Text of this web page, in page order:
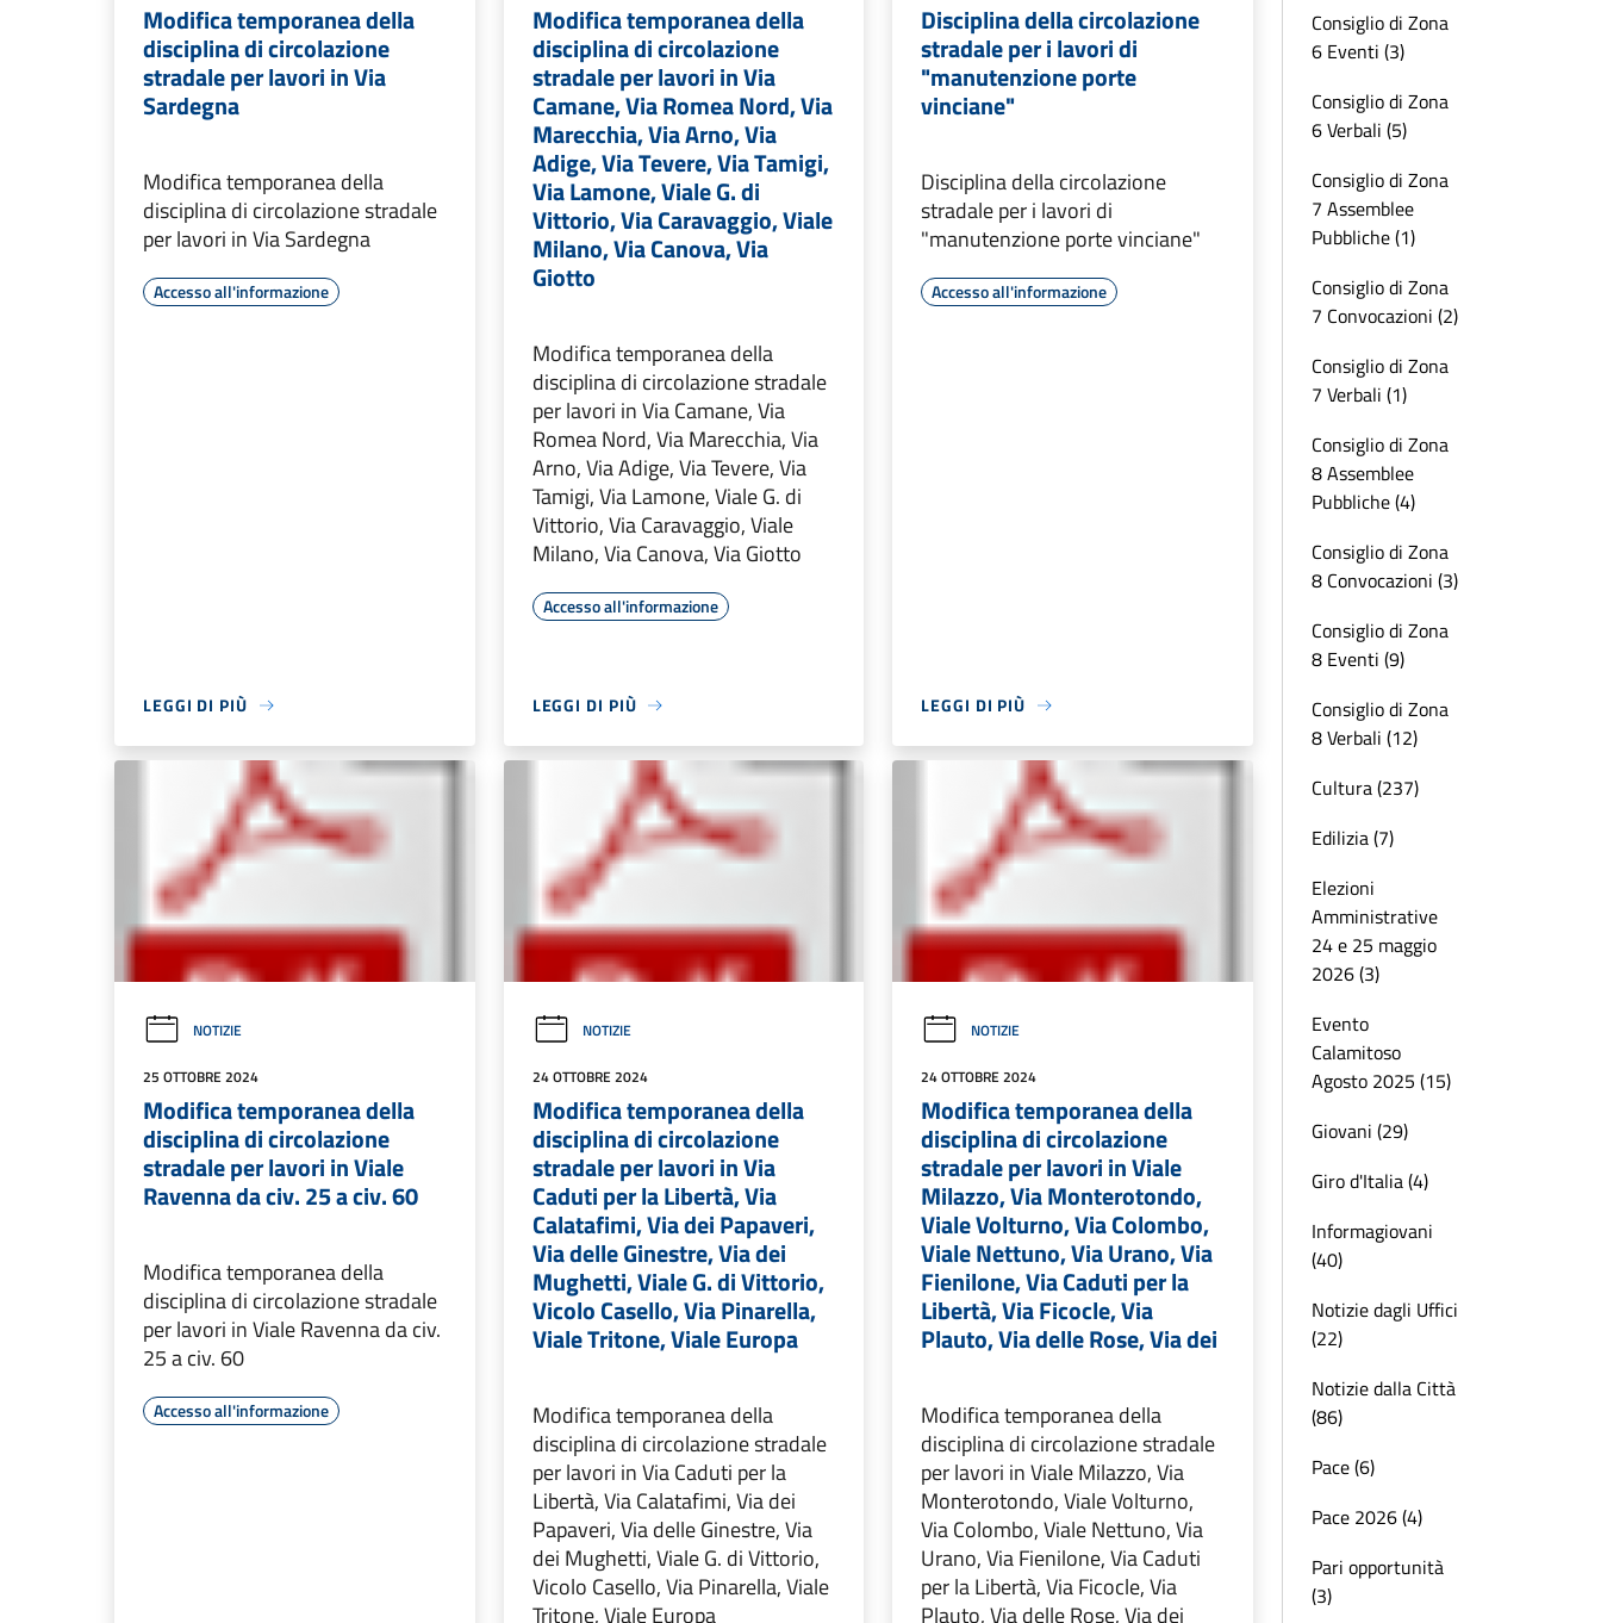
Modifica temporanea della
disciplina di circolazione
stradale per lavori in Via
Sardegna
Modifica temporanea della
disciplina di circolazione stradale
per lavori in Via Sardegna
Accesso all'informazione
LEGGI DI PIÙ
Modifica temporanea della
disciplina di circolazione
stradale per lavori in Via
Camane, Via Romea Nord, Via
Marecchia, Via Arno, Via
Adige, Via Tevere, Via Tamigi,
Via Lamone, Viale G. di
Vittorio, Via Caravaggio, Viale
Milano, Via Canova, Via
Giotto
Modifica temporanea della
disciplina di circolazione stradale
per lavori in Via Camane, Via
Romea Nord, Via Marecchia, Via
Arno, Via Adige, Via Tevere, Via
Tamigi, Via Lamone, Viale G. di
Vittorio, Via Caravaggio, Viale
Milano, Via Canova, Via Giotto
Accesso all'informazione
LEGGI DI PIÙ
Disciplina della circolazione
stradale per i lavori di
"manutenzione porte
vinciane"
Disciplina della circolazione
stradale per i lavori di
"manutenzione porte vinciane"
Accesso all'informazione
LEGGI DI PIÙ
NOTIZIE
25 OTTOBRE 2024
Modifica temporanea della
disciplina di circolazione
stradale per lavori in Viale
Ravenna da civ. 25 a civ. 60
Modifica temporanea della
disciplina di circolazione stradale
per lavori in Viale Ravenna da civ.
25 a civ. 60
Accesso all'informazione
NOTIZIE
24 OTTOBRE 2024
Modifica temporanea della
disciplina di circolazione
stradale per lavori in Via
Caduti per la Libertà, Via
Calatafimi, Via dei Papaveri,
Via delle Ginestre, Via dei
Mughetti, Viale G. di Vittorio,
Vicolo Casello, Via Pinarella,
Viale Tritone, Viale Europa
Modifica temporanea della
disciplina di circolazione stradale
per lavori in Via Caduti per la
Libertà, Via Calatafimi, Via dei
Papaveri, Via delle Ginestre, Via
dei Mughetti, Viale G. di Vittorio,
Vicolo Casello, Via Pinarella, Viale
Tritone, Viale Europa
NOTIZIE
24 OTTOBRE 2024
Modifica temporanea della
disciplina di circolazione
stradale per lavori in Viale
Milazzo, Via Monterotondo,
Viale Volturno, Via Colombo,
Viale Nettuno, Via Urano, Via
Fienilone, Via Caduti per la
Libertà, Via Ficocle, Via
Plauto, Via delle Rose, Via dei
Modifica temporanea della
disciplina di circolazione stradale
per lavori in Viale Milazzo, Via
Monterotondo, Viale Volturno,
Via Colombo, Viale Nettuno, Via
Urano, Via Fienilone, Via Caduti
per la Libertà, Via Ficocle, Via
Plauto, Via delle Rose, Via dei
Consiglio di Zona
6 Eventi (3)
Consiglio di Zona
6 Verbali (5)
Consiglio di Zona
7 Assemblee
Pubbliche (1)
Consiglio di Zona
7 Convocazioni (2)
Consiglio di Zona
7 Verbali (1)
Consiglio di Zona
8 Assemblee
Pubbliche (4)
Consiglio di Zona
8 Convocazioni (3)
Consiglio di Zona
8 Eventi (9)
Consiglio di Zona
8 Verbali (12)
Cultura (237)
Edilizia (7)
Elezioni
Amministrative
24 e 25 maggio
2026 (3)
Evento
Calamitoso
Agosto 2025 (15)
Giovani (29)
Giro d'Italia (4)
Informagiovani
(40)
Notizie dagli Uffici
(22)
Notizie dalla Città
(86)
Pace (6)
Pace 2026 (4)
Pari opportunità
(3)